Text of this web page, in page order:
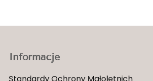
Informacje